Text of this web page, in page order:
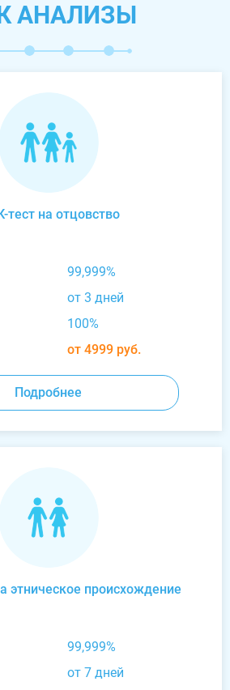
АНАЛИЗЫ
тест на отцовство
99,999%
от 3 дней
100%
от 4999 руб.
Подробнее
этническое происхождение
99,999%
от 7 дней